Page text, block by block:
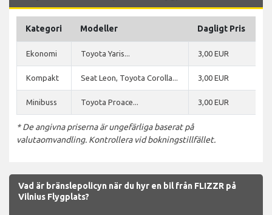
Kategori Modeller Dagligt Pris
Ekonomi Toyota Yaris... 3,00 EUR
Kompakt Seat Leon, Toyota Corolla... 3,00 EUR
Minibuss Toyota Proace... 3,00 EUR
* De angivna priserna är ungefärliga baserat på
valutaomvandling. Kontrollera vid bokningstillfället.
Vad är bränslepolicyn när du hyr en bil från FLIZZR på
Vilnius Flygplats?